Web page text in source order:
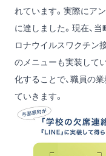
れています。実際にア
に達しました。現在、当
ロナウイルスワクチン
のメニューも実装して
化することで、職員の
ていきます。